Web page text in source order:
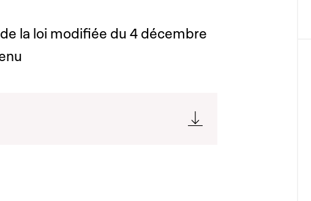
la loi modifiée du 4 décembre